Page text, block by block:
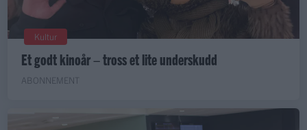
Kultur
Et godt kinoår – tross et lite underskudd
ABONNEMENT